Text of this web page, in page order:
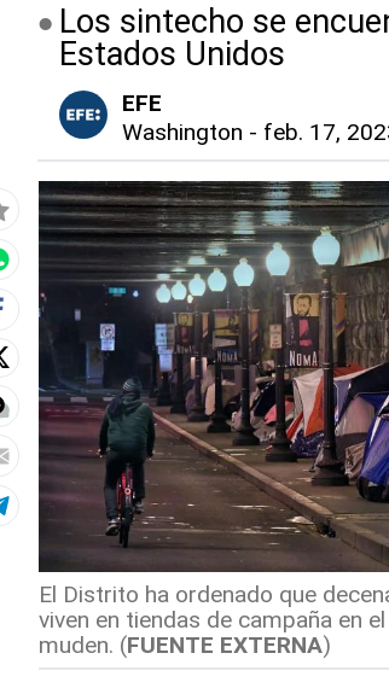
Los sintecho se
Estados Unidos
EFE
Washington - feb. 17,
El Distrito ha ordenado que
viven en tiendas de campaña en
muden. (FUENTE EXTERNA)